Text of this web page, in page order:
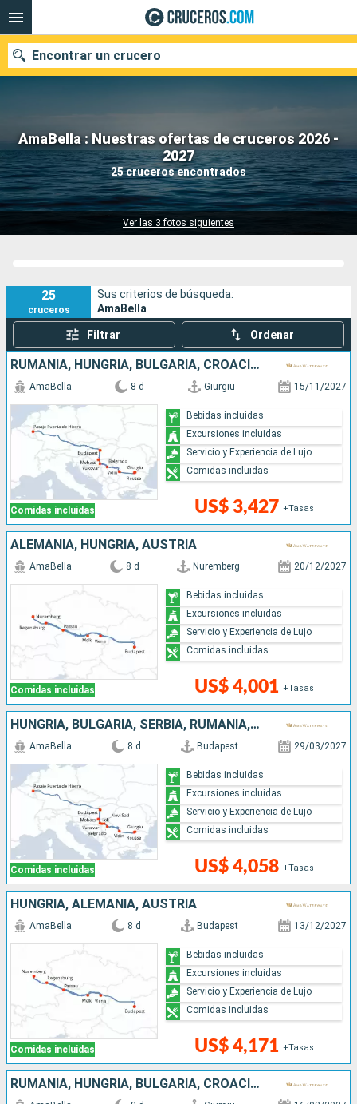
AmaBella : Nuestras ofertas de cruceros 2026 -
2027
25 cruceros encontrados
Ver las 3 fotos siguientes
Encontrar un crucero
Nuestros destinos
Fecha de salida
25
cruceros
Sus criterios de búsqueda:
AmaBella
Filtrar Ordenar
RUMANIA, HUNGRÍA, BULGARIA, CROACIA, SERBIA
Comidas incluidas
AmaBella 8 d Giurgiu 15/11/2027
US$ 3,427 +Tasas
Bebidas incluidas
Excursiones incluidas
Servicio y Experiencia de Lujo
Comidas incluidas
ALEMANIA, HUNGRÍA, AUSTRIA
Comidas incluidas
AmaBella 8 d Nuremberg 20/12/2027
US$ 4,001 +Tasas
Bebidas incluidas
Excursiones incluidas
Servicio y Experiencia de Lujo
Comidas incluidas
HUNGRÍA, BULGARIA, SERBIA, RUMANIA, CROACIA
Comidas incluidas
AmaBella 8 d Budapest 29/03/2027
US$ 4,058 +Tasas
Bebidas incluidas
Excursiones incluidas
Servicio y Experiencia de Lujo
Comidas incluidas
HUNGRÍA, ALEMANIA, AUSTRIA
Comidas incluidas
AmaBella 8 d Budapest 13/12/2027
US$ 4,171 +Tasas
Bebidas incluidas
Excursiones incluidas
Servicio y Experiencia de Lujo
Comidas incluidas
RUMANIA, HUNGRÍA, BULGARIA, CROACIA, SERBIA